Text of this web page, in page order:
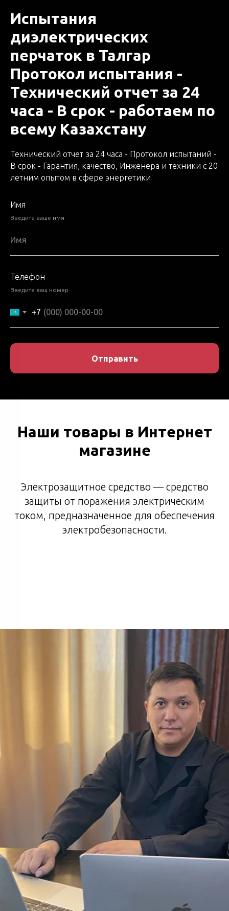
Испытания
диэлектрических
перчаток в Талгар
Протокол испытания -
Технический отчет за 24
часа - В срок - работаем по
всему Казахстану
Технический отчет за 24 часа - Протокол испытаний -
В срок - Гарантия, качество, Инженера и техники с 20
летним опытом в сфере энергетики
Имя
Введите ваше имя
Телефон
Введите ваш номер
+7
Отправить
Наши товары в Интернет
магазине
Электрозащитное средство — средство
защиты от поражения электрическим
током, предназначенное для обеспечения
электробезопасности.
Оставьте заявку и получите
бесплатную консультацию!
Оставьте свои контакты
Введите ваше имя
+7